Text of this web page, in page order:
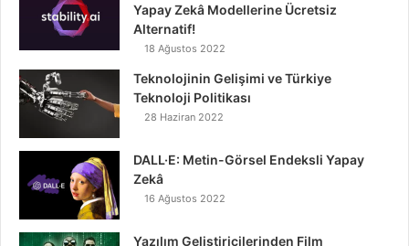
Yapay Zekâ Modellerine Ücretsiz
Alternatif!
18 Ağustos 2022
Teknolojinin Gelişimi ve Türkiye
Teknoloji Politikası
28 Haziran 2022
DALL·E: Metin-Görsel Endeksli Yapay
Zekâ
16 Ağustos 2022
Yazılım Geliştiricilerinden Film